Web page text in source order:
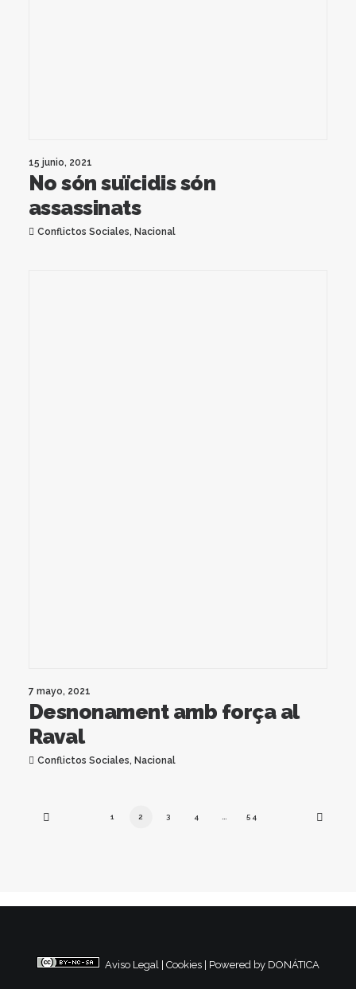
15 junio, 2021
No són suïcidis són
assassinats
Conflictos Sociales, Nacional
7 mayo, 2021
Desnonament amb força al
Raval
Conflictos Sociales, Nacional
1 2 3 4 54
Aviso Legal Cookies Powered by DONÁTICA